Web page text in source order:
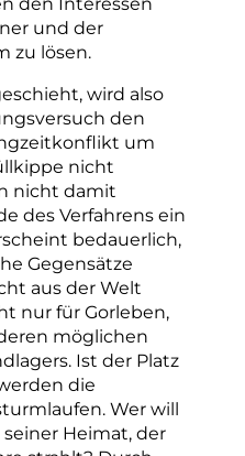
und der
zu lösen.
wird also
den
um
nicht
nicht damit
des Verfahrens ein
bedauerlich,
Gegensätze
aus der Welt
nur für Gorleben,
möglichen
Ist der Platz
die
Wer will
Heimat, der